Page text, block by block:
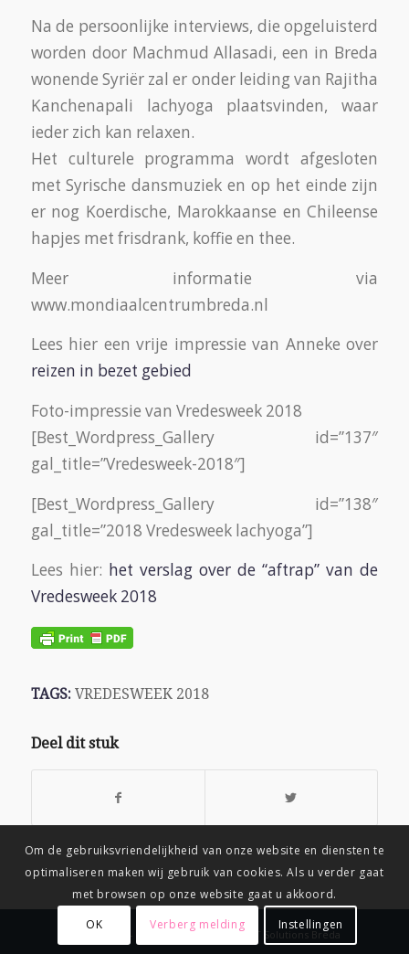
Na de persoonlijke interviews, die opgeluisterd
worden door Machmud Allasadi, een in Breda
wonende Syriër zal er onder leiding van Rajitha
Kanchenapali lachyoga plaatsvinden, waar
ieder zich kan relaxen.
Het culturele programma wordt afgesloten
met Syrische dansmuziek en op het einde zijn
er nog Koerdische, Marokkaanse en Chileense
hapjes met frisdrank, koffie en thee.
Meer informatie via
www.mondiaalcentrumbreda.nl
Lees hier een vrije impressie van Anneke over
reizen in bezet gebied
Foto-impressie van Vredesweek 2018
[Best_Wordpress_Gallery id=”137″
gal_title=”Vredesweek-2018″]
[Best_Wordpress_Gallery id=”138″
gal_title=”2018 Vredesweek lachyoga”]
Lees hier: het verslag over de “aftrap” van de
Vredesweek 2018
TAGS: VREDESWEEK 2018
Deel dit stuk
Connix.nl Webdesign & IT Solutions Breda
Om de gebruiksvriendelijkheid van onze website en diensten te
optimaliseren maken wij gebruik van cookies. Als u verder gaat
met browsen op onze website gaat u akkoord.
OK
Verberg melding Instellingen